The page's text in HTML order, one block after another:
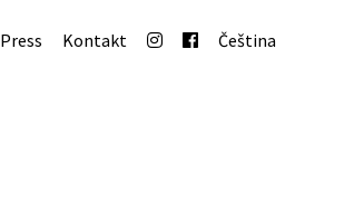
Press Kontakt Čeština